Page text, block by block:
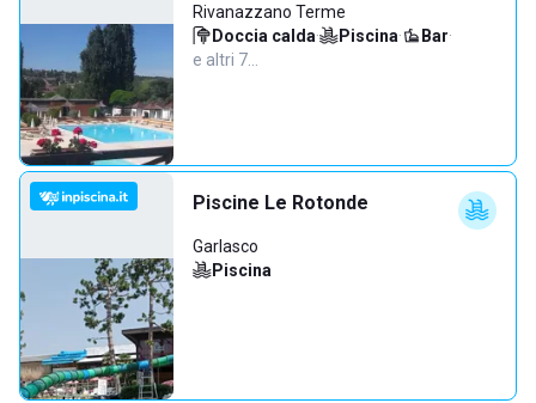
Rivanazzano Terme
Doccia calda· Piscina· Bar·
e altri 7…
Piscine Le Rotonde
Garlasco
Piscina